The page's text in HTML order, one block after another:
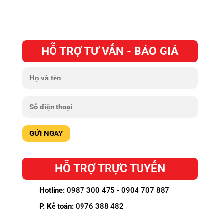
HỖ TRỢ TƯ VẤN - BÁO GIÁ
HỖ TRỢ TRỰC TUYẾN
Hotline:0987 300 475 - 0904 707 887
P. Kế toán:0976 388 482